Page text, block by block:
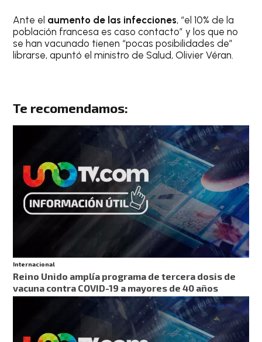
Ante el aumento de las infecciones, “el 10% de la
población francesa es caso contacto” y los que no
se han vacunado tienen “pocas posibilidades de”
librarse, apuntó el ministro de Salud, Olivier Véran.
Te recomendamos:
Internacional
Reino Unido amplía programa de tercera dosis de
vacuna contra COVID-19 a mayores de 40 años